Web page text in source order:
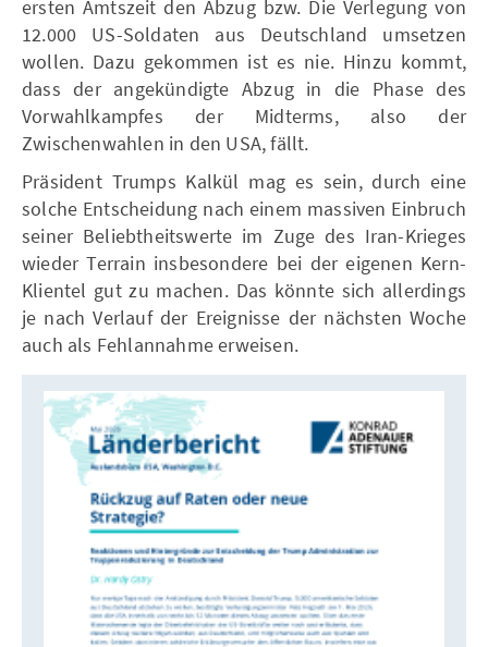
ersten Amtszeit den Abzug bzw. Die Verlegung von
12.000 US-Soldaten aus Deutschland umsetzen
wollen. Dazu gekommen ist es nie. Hinzu kommt,
dass der angekündigte Abzug in die Phase des
Vorwahlkampfes der Midterms, also der
Zwischenwahlen in den USA, fällt.
Präsident Trumps Kalkül mag es sein, durch eine
solche Entscheidung nach einem massiven Einbruch
seiner Beliebtheitswerte im Zuge des Iran-Krieges
wieder Terrain insbesondere bei der eigenen Kern-
Klientel gut zu machen. Das könnte sich allerdings
je nach Verlauf der Ereignisse der nächsten Woche
auch als Fehlannahme erweisen.